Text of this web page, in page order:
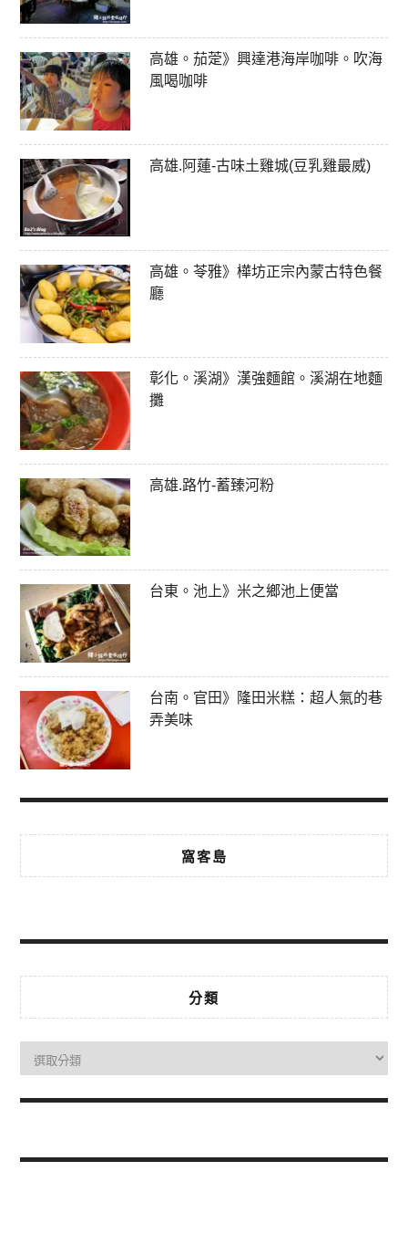
高雄。茄萣》興達港海岸咖啡。吹海
風喝咖啡
高雄.阿蓮-古味土雞城(豆乳雞最威)
高雄。苓雅》樺坊正宗內蒙古特色餐
廳
彰化。溪湖》漢強麵館。溪湖在地麵
攤
高雄.路竹-蓄臻河粉
台東。池上》米之鄉池上便當
台南。官田》隆田米糕：超人氣的巷
弄美味
窩客島
分類